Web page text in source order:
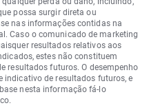
possa surgir direta ou
nas informações contidas na
Caso o comunicado de marketing
resultados relativos aos
estes não constituem
resultados futuros. O desempenho
indicativo de resultados futuros, e
nesta informação fá-lo